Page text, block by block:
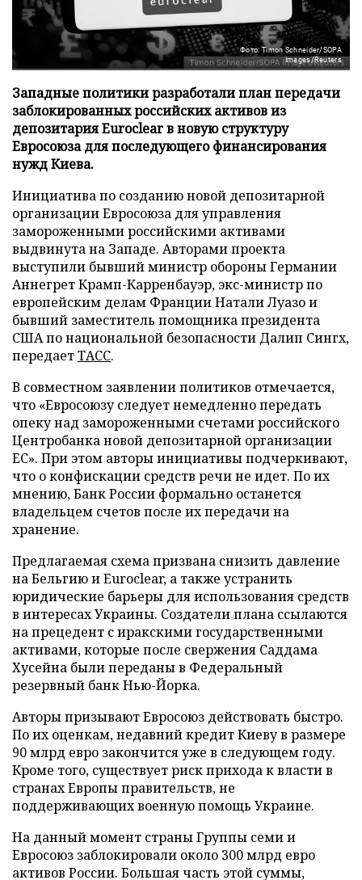
Фото: Timon Schneider/SOPA
Images/Reuters
Западные политики разработали план передачи
заблокированных российских активов из
депозитария Euroclear в новую структуру
Евросоюза для последующего финансирования
нужд Киева.
Инициатива по созданию новой депозитарной
организации Евросоюза для управления
замороженными российскими активами
выдвинута на Западе. Авторами проекта
выступили бывший министр обороны Германии
Аннегрет Крамп-Карренбауэр, экс-министр по
европейским делам Франции Натали Луазо и
бывший заместитель помощника президента
США по национальной безопасности Далип Сингх,
передаетТАСС.
В совместном заявлении политиков отмечается,
что «Евросоюзу следует немедленно передать
опеку над замороженными счетами российского
Центробанка новой депозитарной организации
ЕС». При этом авторы инициативы подчеркивают,
что о конфискации средств речи не идет. По их
мнению, Банк России формально останется
владельцем счетов после их передачи на
хранение.
Предлагаемая схема призвана снизить давление
на Бельгию и Euroclear, а также устранить
юридические барьеры для использования средств
в интересах Украины. Создатели плана ссылаются
на прецедент с иракскими государственными
активами, которые после свержения Саддама
Хусейна были переданы в Федеральный
резервный банк Нью-Йорка.
Авторы призывают Евросоюз действовать быстро.
По их оценкам, недавний кредит Киеву в размере
90 млрд евро закончится уже в следующем году.
Кроме того, существует риск прихода к власти в
странах Европы правительств, не
поддерживающих военную помощь Украине.
На данный момент страны Группы семи и
Евросоюз заблокировали около 300 млрд евро
активов России. Большая часть этой суммы,